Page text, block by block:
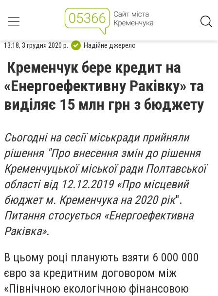
13:18, 3 грудня 2020 р. Надійне джерело
Кременчук бере кредит на
«Енергоефективну Раківку» та
виділяє 15 млн грн з бюджету
Сьогодні на сесії міськради прийняли
рішення "Про внесення змін до рішення
Кременчуцької міськоїради Полтавської
області від 12.12.2019 «Про місцевий
бюджет м. Кременчукана 2020 рік".
Питання стосується «Енергоефективна
Раківка».
В цьому році планують взяти 6 000 000
євро за кредитним договором між
«Північною екологічною фінансовою